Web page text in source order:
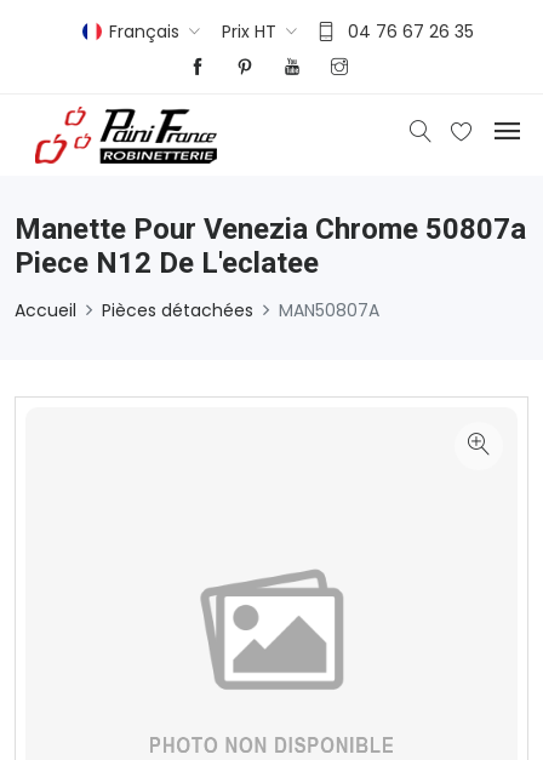
Français Prix HT 04 76 67 26 35
Manette Pour Venezia Chrome 50807a
Piece N12 De L'eclatee
Accueil Pièces détachées MAN50807A